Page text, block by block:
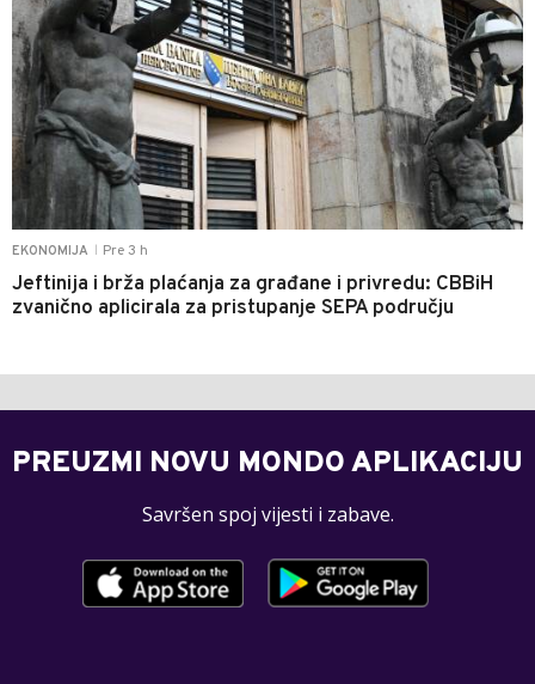
EKONOMIJA Pre 3 h
Jeftinija i brža plaćanja za građane i privredu: CBBiH
zvanično aplicirala za pristupanje SEPA području
PREUZMI NOVU MONDO APLIKACIJU
Savršen spoj vijesti i zabave.